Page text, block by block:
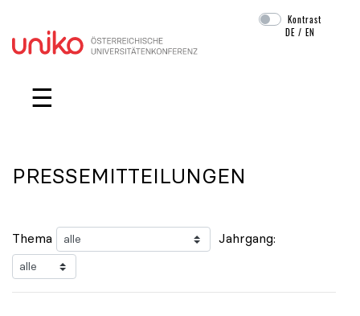
Navigation überspringen
Kontrast
DE /EN
☰
PRESSEMITTEILUNGEN
Thema Jahrgang: